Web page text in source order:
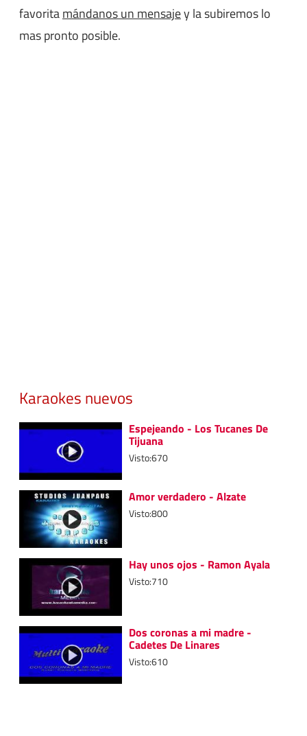
favoritamándanos un mensajey la subiremos lo
mas pronto posible.
Karaokes nuevos
Espejeando - Los Tucanes De
Tijuana
Visto:670
Amor verdadero - Alzate
Visto:800
Hay unos ojos - Ramon Ayala
Visto:710
Dos coronas a mi madre -
Cadetes De Linares
Visto:610